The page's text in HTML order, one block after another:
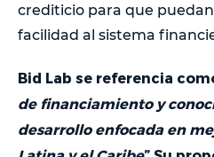
crediticio para que
facilidad al sistema
Bid Lab se referencia
de financiamiento y
desarrollo enfocada en